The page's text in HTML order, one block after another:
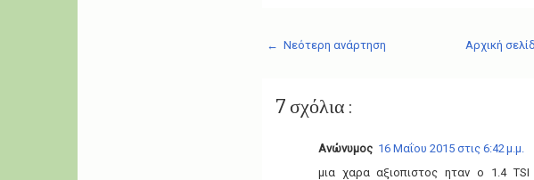
← Νεότερη ανάρτηση Αρχική
7 σχόλια :
Ανώνυμος 16 Μαΐου 2015 στις 6:42 μ.μ.
μια χαρα αξιοπιστος ηταν ο 1.4